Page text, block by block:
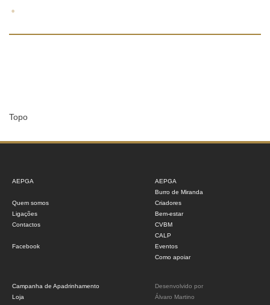
•
Topo
AEPGA
Quem somos
Ligações
Contactos
Facebook
AEPGA
Burro de Miranda
Criadores
Bem-estar
CVBM
CALP
Eventos
Como apoiar
Campanha de Apadrinhamento
Loja
Desenvolvido por
Álvaro Martino